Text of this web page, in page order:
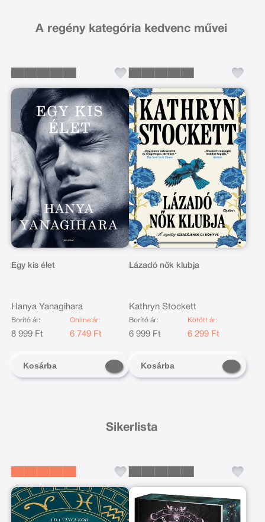
A regény kategória kedvenc művei
Egy kis élet
Hanya Yanagihara
Borító ár:
8 999 Ft
Online ár:
6 749 Ft
Kosárba
Lázadó nők klubja
Kathryn Stockett
Borító ár:
6 999 Ft
Kötött ár:
6 299 Ft
Kosárba
Sikerlista